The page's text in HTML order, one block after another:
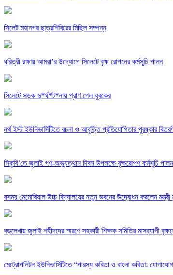
সিলেট মহানগর ছাত্রশিবিরের মিছিল সম্পন্ন
ধরিত্রী রক্ষায় আমরা’র উদ্যোগে সিলেটে বৃক্ষ রোপনের কর্মসূচি পালন
সিলেটে সড়ক দু*র্ঘ*ট*নায় প্রাণ গেল যুবকের
নর্থ ইস্ট ইউনিভার্সিটিতে রচনা ও আবৃত্তি প্রতিযোগিতার পুরষ্কার
সিকৃবি’তে জুলাই গণ-অভ্যুত্থান দিবস উপলক্ষে বৃক্ষরোপণ কর্মসুচি পালন
রসময় মেমোরিয়াল উচ্চ বিদ্যালয়ের নতুন ভবনের উদ্বোধন করলেন মন্ত্রী
বড়লেখায় জুলাই শহীদদের স্মরণে সহকারী শিক্ষক সমিতির মাসব্যাপী
মেট্রোপলিটন ইউনিভার্সিটিতে “পারস্য কবিতা ও বাংলা কবিতা: